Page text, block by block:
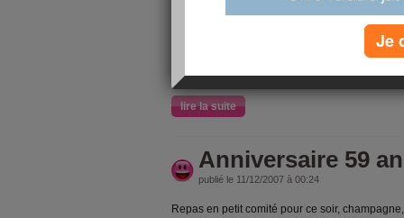
publié le 11/12/2007 à 23:22
Ma copine, plus jeune que moi s'est faite
notre squelette à porter ces kgs inutiles.
lire la suite
Anniversaire 59
publié le 11/12/2007 à 00:24
Repas en petit comité pour ce soir,
Je